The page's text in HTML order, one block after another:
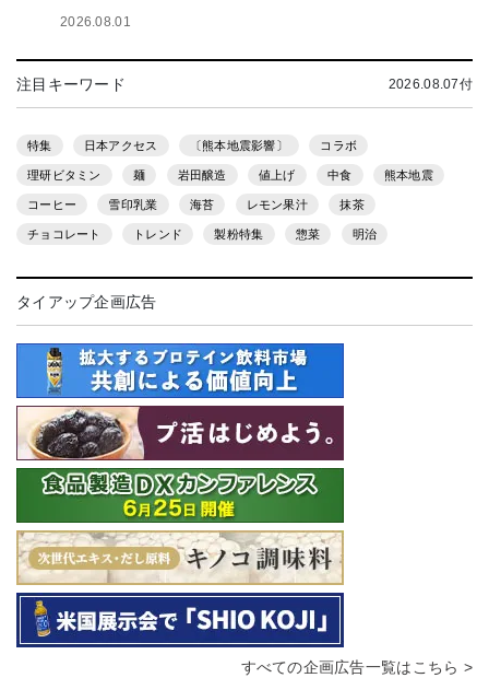
2026.08.01
注目キーワード 2026.08.07付
特集 日本アクセス 〔熊本地震影響〕 コラボ
理研ビタミン 麺 岩田醸造 値上げ 中食 熊本地震
コーヒー 雪印乳業 海苔 レモン果汁 抹茶
チョコレート トレンド 製粉特集 惣菜 明治
タイアップ企画広告
すべての企画広告一覧はこちら >